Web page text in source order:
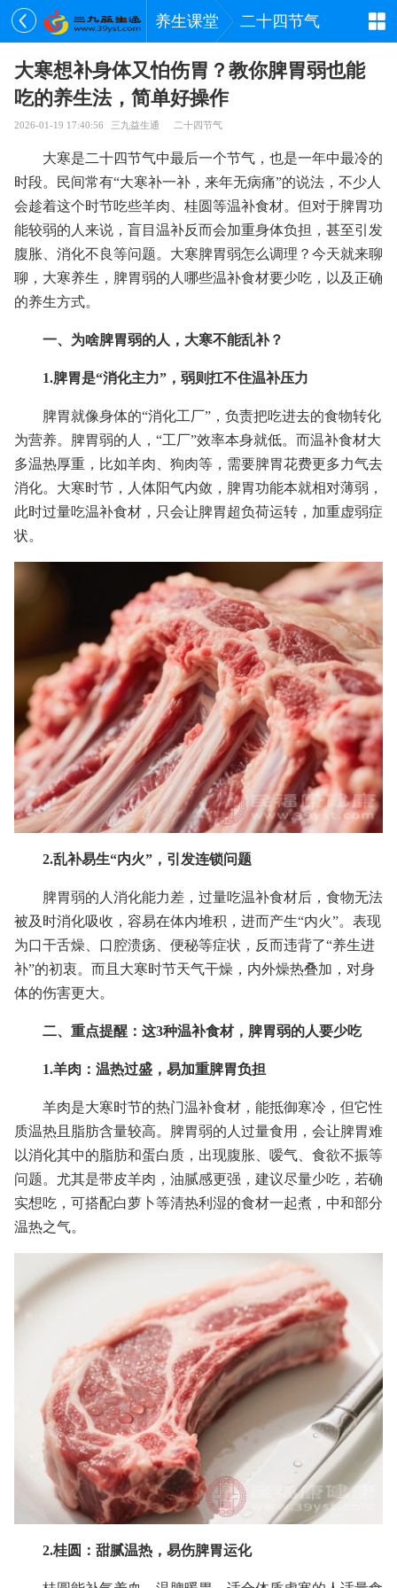
养生课堂 二十四节气
大寒想补身体又怕伤胃？教你脾胃弱也能
吃的养生法，简单好操作
2026-01-19 17:40:56 三九益生通 二十四节气
大寒是二十四节气中最后一个节气，也是一年中最冷的
时段。民间常有“大寒补一补，来年无病痛”的说法，不少人
会趁着这个时节吃些羊肉、桂圆等温补食材。但对于脾胃功
能较弱的人来说，盲目温补反而会加重身体负担，甚至引发
腹胀、消化不良等问题。大寒脾胃弱怎么调理？今天就来聊
聊，大寒养生，脾胃弱的人哪些温补食材要少吃，以及正确
的养生方式。
一、为啥脾胃弱的人，大寒不能乱补？
1.脾胃是“消化主力”，弱则扛不住温补压力
脾胃就像身体的“消化工厂”，负责把吃进去的食物转化
为营养。脾胃弱的人，“工厂”效率本身就低。而温补食材大
多温热厚重，比如羊肉、狗肉等，需要脾胃花费更多力气去
消化。大寒时节，人体阳气内敛，脾胃功能本就相对薄弱，
此时过量吃温补食材，只会让脾胃超负荷运转，加重虚弱症
状。
2.乱补易生“内火”，引发连锁问题
脾胃弱的人消化能力差，过量吃温补食材后，食物无法
被及时消化吸收，容易在体内堆积，进而产生“内火”。表现
为口干舌燥、口腔溃疡、便秘等症状，反而违背了“养生进
补”的初衷。而且大寒时节天气干燥，内外燥热叠加，对身
体的伤害更大。
二、重点提醒：这3种温补食材，脾胃弱的人要少吃
1.羊肉：温热过盛，易加重脾胃负担
羊肉是大寒时节的热门温补食材，能抵御寒冷，但它性
质温热且脂肪含量较高。脾胃弱的人过量食用，会让脾胃难
以消化其中的脂肪和蛋白质，出现腹胀、嗳气、食欲不振等
问题。尤其是带皮羊肉，油腻感更强，建议尽量少吃，若确
实想吃，可搭配白萝卜等清热利湿的食材一起煮，中和部分
温热之气。
2.桂圆：甜腻温热，易伤脾胃运化